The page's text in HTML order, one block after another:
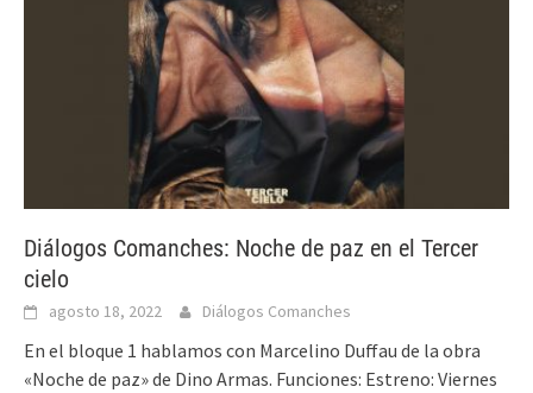
Diálogos Comanches: Noche de paz en el Tercer
cielo
agosto 18, 2022 Diálogos Comanches
En el bloque 1 hablamos con Marcelino Duffau de la obra
«Noche de paz» de Dino Armas. Funciones: Estreno: Viernes